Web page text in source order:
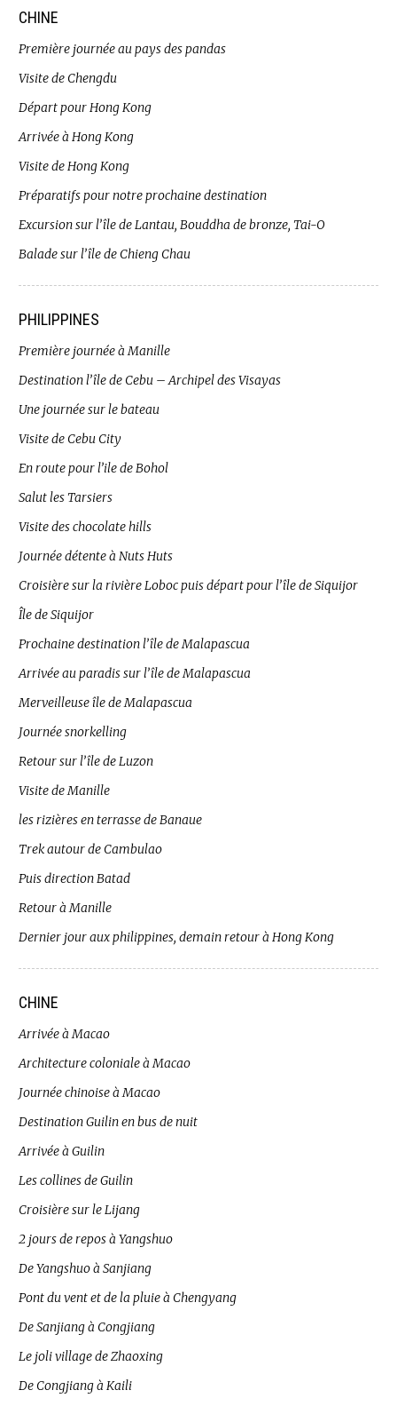
CHINE
Première journée au pays des pandas
Visite de Chengdu
Départ pour Hong Kong
Arrivée à Hong Kong
Visite de Hong Kong
Préparatifs pour notre prochaine destination
Excursion sur l’île de Lantau, Bouddha de bronze, Tai-O
Balade sur l’île de Chieng Chau
PHILIPPINES
Première journée à Manille
Destination l’île de Cebu – Archipel des Visayas
Une journée sur le bateau
Visite de Cebu City
En route pour l’ile de Bohol
Salut les Tarsiers
Visite des chocolate hills
Journée détente à Nuts Huts
Croisière sur la rivière Loboc puis départ pour l’île de Siquijor
Île de Siquijor
Prochaine destination l’île de Malapascua
Arrivée au paradis sur l’île de Malapascua
Merveilleuse île de Malapascua
Journée snorkelling
Retour sur l’île de Luzon
Visite de Manille
les rizières en terrasse de Banaue
Trek autour de Cambulao
Puis direction Batad
Retour à Manille
Dernier jour aux philippines, demain retour à Hong Kong
CHINE
Arrivée à Macao
Architecture coloniale à Macao
Journée chinoise à Macao
Destination Guilin en bus de nuit
Arrivée à Guilin
Les collines de Guilin
Croisière sur le Lijang
2 jours de repos à Yangshuo
De Yangshuo à Sanjiang
Pont du vent et de la pluie à Chengyang
De Sanjiang à Congjiang
Le joli village de Zhaoxing
De Congjiang à Kaili